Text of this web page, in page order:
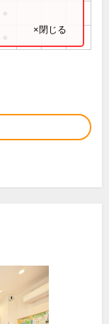
×閉じる